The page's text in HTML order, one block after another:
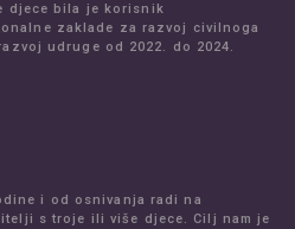
djece bila je korisnik
zaklade za razvoj civilnoga
udruge od 2022. do 2024.
i od osnivanja radi na
s troje ili više djece. Cilj nam je